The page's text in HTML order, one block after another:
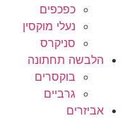
כפכפים
נעלי מוקסין
סניקרס
הלבשה תחתונה
בוקסרים
גרביים
אביזרים